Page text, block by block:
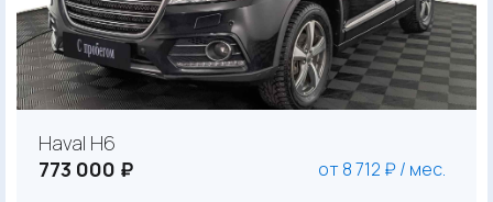
Haval H6
773 000 ₽
от 8 712 ₽ / мес.